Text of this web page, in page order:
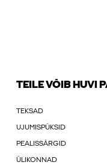
TEILE VÕIB HUVI
TEKSAD
UJUMISPÜKSID
PEALISSÄRGID
ÜLIKONNAD